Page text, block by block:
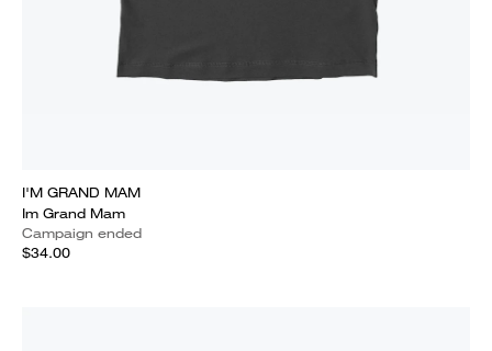
I'M GRAND MAM
Im Grand Mam
Campaign ended
$34.00